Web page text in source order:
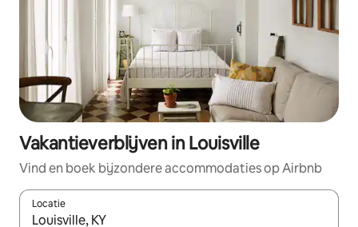
Vakantieverblijven in Louisville
Vind en boek bijzondere accommodaties op Airbnb
Locatie
Wanneer er resultaten beschikbaar zijn, maak je een keuze